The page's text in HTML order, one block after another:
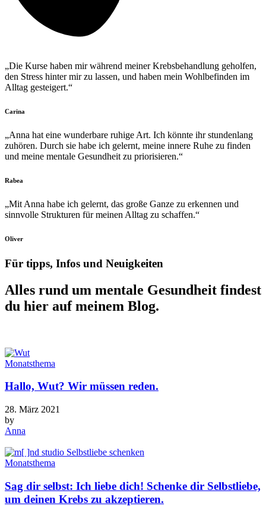
„Die Kurse haben mir während meiner Krebsbehandlung geholfen,
den Stress hinter mir zu lassen, und haben mein Wohlbefinden im
Alltag gesteigert.“
Carina
„Anna hat eine wunderbare ruhige Art. Ich könnte ihr stundenlang
zuhören. Durch sie habe ich gelernt, meine innere Ruhe zu finden
und meine mentale Gesundheit zu priorisieren.“
Rabea
„Mit Anna habe ich gelernt, das große Ganze zu erkennen und
sinnvolle Strukturen für meinen Alltag zu schaffen.“
Oliver
Für tipps, Infos und Neuigkeiten
Alles rund um mentale Gesundheit findest
du hier auf meinem Blog.
Monatsthema
Hallo, Wut? Wir müssen reden.
28. März 2021
by
Anna
Monatsthema
Sag dir selbst: Ich liebe dich! Schenke dir Selbstliebe,
um deinen Krebs zu akzeptieren.